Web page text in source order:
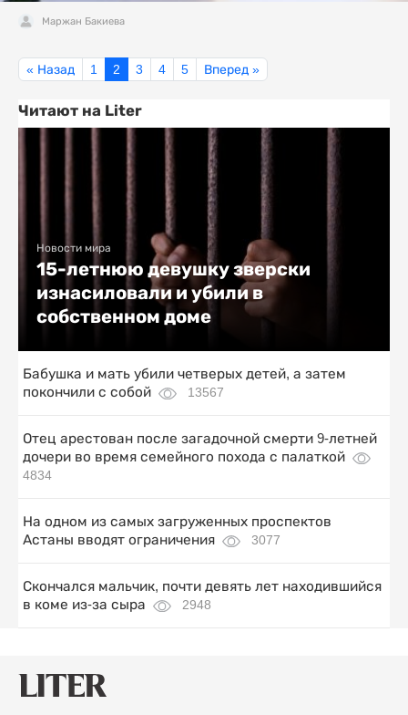
Маржан Бакиева
« Назад 1 2 3 4 5 Вперед »
Читают на Liter
Новости мира
15-летнюю девушку зверски
изнасиловали и убили в
собственном доме
Бабушка и мать убили четверых детей, а затем
покончили с собой
13567
Отец арестован после загадочной смерти 9-летней
дочери во время семейного похода с палаткой
4834
На одном из самых загруженных проспектов
Астаны вводят ограничения
3077
Скончался мальчик, почти девять лет находившийся
в коме из-за сыра
2948